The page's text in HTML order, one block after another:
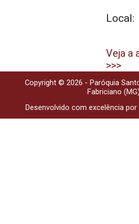
Local:
Veja a
>>>
Copyright © 2026 - Paróquia
Fabriciano (MG)
Desenvolvido com excelência por